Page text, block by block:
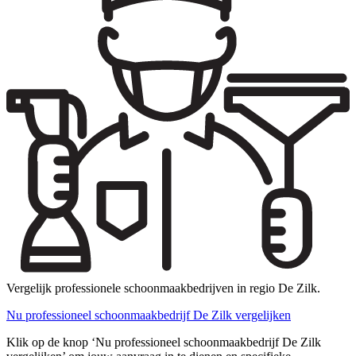
Vergelijk professionele schoonmaakbedrijven in regio De Zilk.
Nu professioneel schoonmaakbedrijf De Zilk vergelijken
Klik op de knop ‘Nu professioneel schoonmaakbedrijf De Zilk